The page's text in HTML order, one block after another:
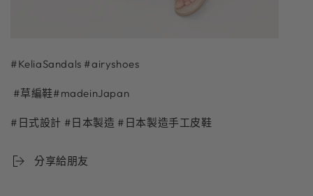
#KeliaSandals #airyshoes
#草編鞋#madeinJapan
#日式設計 #日本製造 #日本製造手工皮鞋
分享給朋友